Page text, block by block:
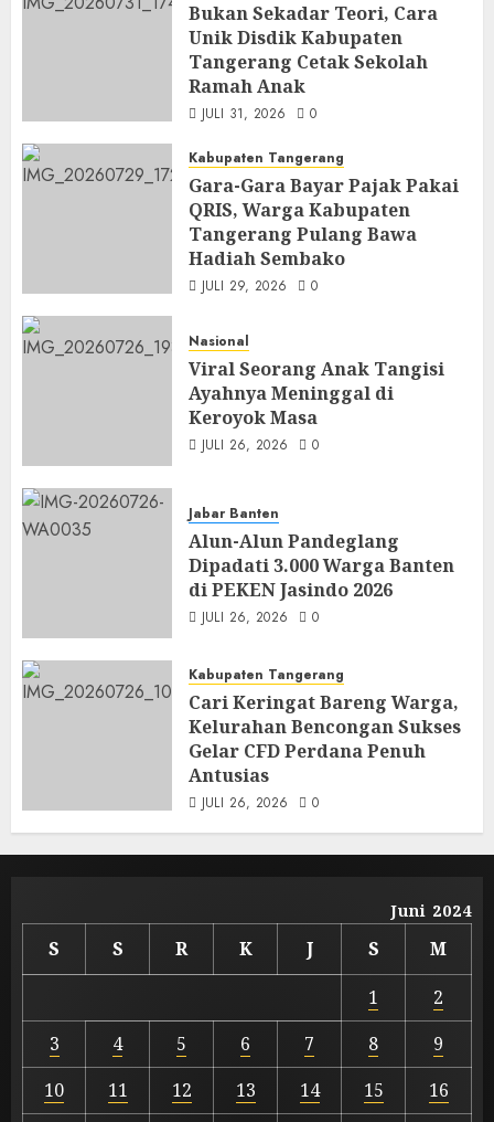
Bukan Sekadar Teori, Cara
Unik Disdik Kabupaten
Tangerang Cetak Sekolah
Ramah Anak
JULI 31, 2026 0
Kabupaten Tangerang
Gara-Gara Bayar Pajak Pakai
QRIS, Warga Kabupaten
Tangerang Pulang Bawa
Hadiah Sembako
JULI 29, 2026 0
Nasional
Viral Seorang Anak Tangisi
Ayahnya Meninggal di
Keroyok Masa
JULI 26, 2026 0
Jabar Banten
Alun-Alun Pandeglang
Dipadati 3.000 Warga Banten
di PEKEN Jasindo 2026
JULI 26, 2026 0
Kabupaten Tangerang
Cari Keringat Bareng Warga,
Kelurahan Bencongan Sukses
Gelar CFD Perdana Penuh
Antusias
JULI 26, 2026 0
Juni 2024
S S R K J S
M
1
2
3
4 5 6 7 8
9
10
11 12 13 14 15 16